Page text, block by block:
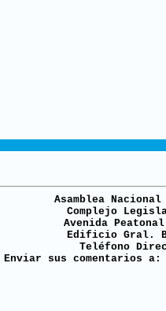
Asamblea
Complejo
Avenida
Edificio Gral.
Teléfono
Enviar sus comentarios